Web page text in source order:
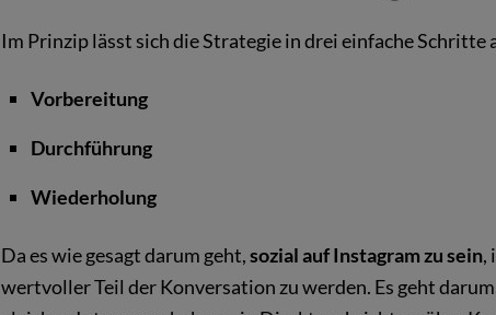
Im Prinzip lässt sich die Strategie in drei einfache Schritte
Vorbereitung
Durchführung
Wiederholung
Da es wie gesagt darum geht,sozial auf Instagram zu sein,
wertvoller Teil der Konversation zu werden. Es geht